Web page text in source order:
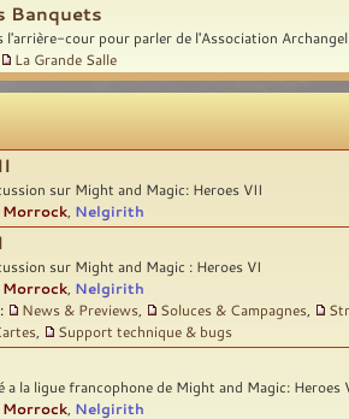
Banquets
l'arrière-cour pour parler de l'Association
La Grande Salle
sur Might and Magic: Heroes VII
Morrock Nelgirith
sur Might and Magic : Heroes VI
Morrock Nelgirith
News & Previews Soluces & Campagnes
Support technique & bugs
a la ligue francophone de Might and Magic: Heroes
Morrock Nelgirith